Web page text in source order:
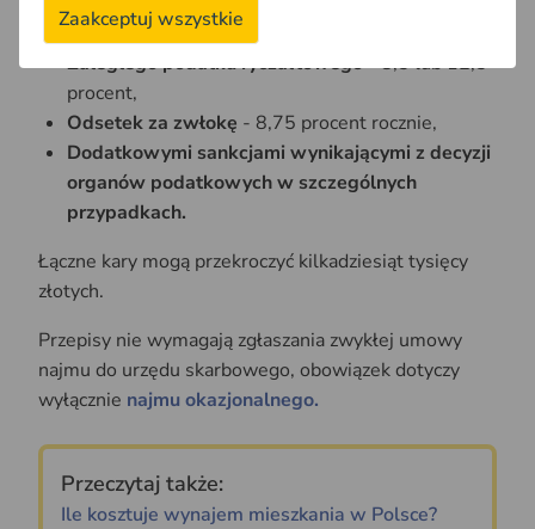
Wynajmujący ponosi obowiązek zapłaty:
Zaległego podatku ryczałtowego- 8,5 lub 12,5
procent,
Odsetek za zwłokę - 8,75 procent rocznie,
Dodatkowymi sankcjami wynikającymi z decyzji
organów podatkowych w szczególnych
przypadkach.
Łączne kary mogą przekroczyć kilkadziesiąt tysięcy
złotych.
Przepisy nie wymagają zgłaszania zwykłej umowy
najmu do urzędu skarbowego, obowiązek dotyczy
wyłącznie najmu okazjonalnego.
Przeczytaj także:
Ile kosztuje wynajem mieszkania w Polsce?
Zaakceptuj wszystkie